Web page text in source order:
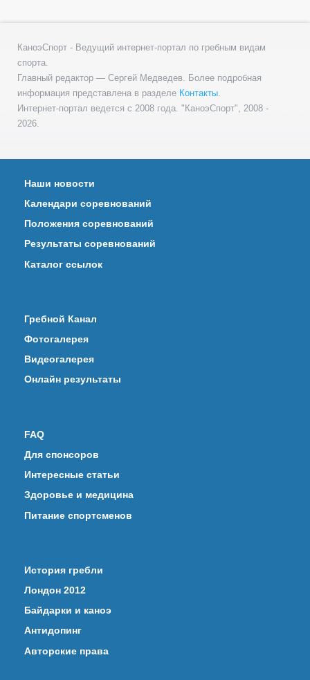
КаноэСпорт - Ведущий интернет-портал по гребным видам
спорта.
Главный редактор — Сергей Медведев. Более подробная
информация представлена в разделе Контакты
Интернет-портал ведется с 2008 года. "КаноэСпорт", 2008 -
2026.
Наши новости
Календари соревнований
Положения соревнований
Результаты соревнований
Каталог ссылок
Гребной Канал
Фотогалерея
Видеогалерея
Онлайн результаты
FAQ
Для спонсоров
Интересные статьи
Здоровье и медицина
Питание спортсменов
История гребли
Лондон 2012
Байдарки и каноэ
Антидопинг
Авторские права